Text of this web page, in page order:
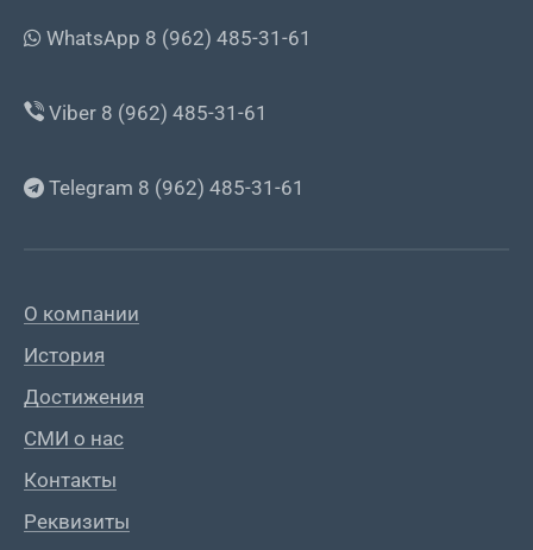
WhatsApp 8 (962) 485-31-61
Viber 8 (962) 485-31-61
Telegram 8 (962) 485-31-61
О компании
История
Достижения
СМИ о нас
Контакты
Реквизиты